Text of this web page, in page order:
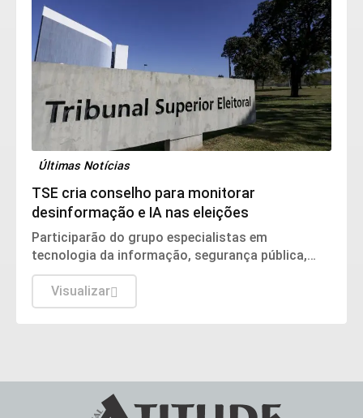
Últimas Notícias
TSE cria conselho para monitorar
desinformação e IA nas eleições
Participarão do grupo especialistas em
tecnologia da informação, segurança pública,
relações internacionais e saúde pública. Os
nomes ainda não foram escolhidos pelo TSE.
Visualizar